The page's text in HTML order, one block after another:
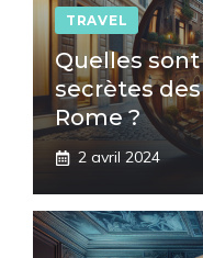
TRAVEL
Quelles
secrètes
Rome ?
2 avril 2024